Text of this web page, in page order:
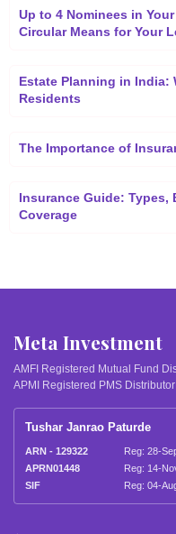
Up to 4 Nominees in
Circular Means for Your
Estate Planning in India:
Residents
The Importance of
Insurance Guide:
Coverage
Meta Investment
AMFI Registered Mutual Fund
APMI Registered PMS Distributor
Tushar Janrao Paturde
ARN - 129322 Reg: 28-
APRN01448
Reg: 14-
SIF
Reg: 04-